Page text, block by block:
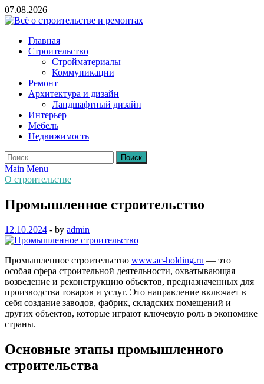
Skip
to
07.08.2026
Всё о строительстве и ремонтах
Главная
Строительство
Стройматериалы
Коммуникации
Ремонт
Архитектура и дизайн
Ландшафтный дизайн
Интерьер
Мебель
Недвижимость
Найти:
Main Menu
О строительстве
Промышленное строительство
12.10.2024 - by admin
Промышленное строительство www.ac-holding.ru — это
особая сфера строительной деятельности, охватывающая
возведение и реконструкцию объектов, предназначенных для
производства товаров и услуг. Это направление включает в
себя создание заводов, фабрик, складских помещений и
других объектов, которые играют ключевую роль в экономике
страны.
Основные этапы промышленного
строительства